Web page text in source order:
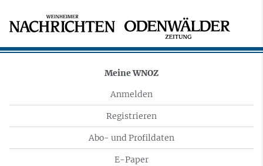
Meine WNOZ
Anmelden
Registrieren
Abo- und Profildaten
E-Paper